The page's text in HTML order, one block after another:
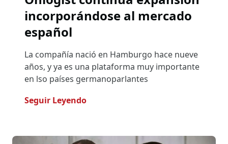
incorporándose al mercado
español
La compañía nació en Hamburgo hace nueve
años, y ya es una plataforma muy importante
en lso países germanoparlantes
Seguir Leyendo- Onlogist Continúa Expansión